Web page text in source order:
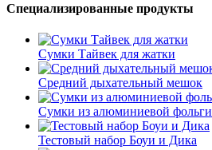
Специализированные продукты
Сумки Тайвек для жатки
Средний дыхательный мешок
Сумки из алюминиевой фольги
Тестовый набор Боуи и Дика